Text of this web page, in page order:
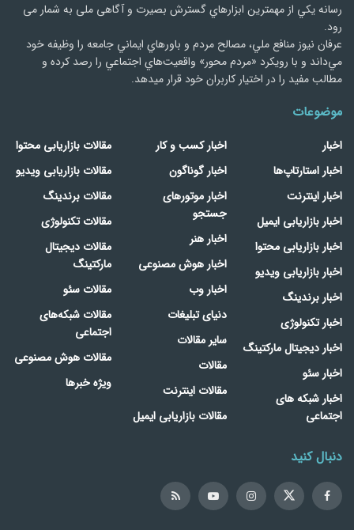
رسانه يكي از مهمترین ابزارهاي گسترش بصیرت و آگاهی ملی به شمار می
رود.
عرفان نیوز منافع ملي، مصالح مردم و باورهاي ايماني جامعه را وظيفه خود
مي‌داند و با رويكرد «مردم‌ محور» واقعيت‌هاي اجتماعي را رصد کرده و
مطالب مفید را در اختیار کاربران خود قرار میدهد.
موضوعات
اخبار
اخبار استارتاپ‌ها
اخبار اینترنت
اخبار بازاریابی ایمیل
اخبار بازاریابی محتوا
اخبار بازاریابی ویدیو
اخبار برندینگ
اخبار تکنولوژی
اخبار دیجیتال مارکتینگ
اخبار سئو
اخبار شبکه های
اجتماعی
اخبار کسب و کار
اخبار گوناگون
اخبار موتورهای
جستجو
اخبار هنر
اخبار هوش مصنوعی
اخبار وب
دنیای تبلیغات
سایر مقالات
مقالات
مقالات اینترنت
مقالات بازاریابی ایمیل
مقالات بازاریابی محتوا
مقالات بازاریابی ویدیو
مقالات برندینگ
مقالات تکنولوژی
مقالات دیجیتال
مارکتینگ
مقالات سئو
مقالات شبکه‌های
اجتماعی
مقالات هوش مصنوعی
ویژه خبرها
دنبال کنید